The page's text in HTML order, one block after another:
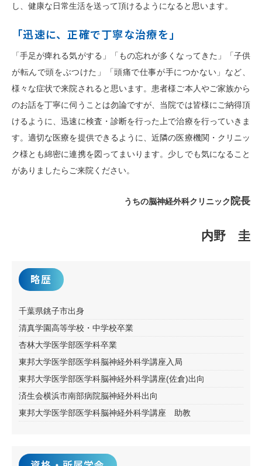
し、健康な日常生活を送って頂けるようになると思います。
「迅速に、正確で丁寧な治療を」
「手足が痺れる気がする」「もの忘れが多くなってきた」「子供
が転んで頭をぶつけた」「頭痛で仕事が手につかない」など、
様々な症状で来院されると思います。患者様ご本人やご家族から
のお話を丁寧に伺うことは勿論ですが、当院では皆様にご納得頂
けるように、迅速に検査・診断を行った上で治療を行っていきま
す。適切な医療を提供できるように、近隣の医療機関・クリニッ
ク様とも綿密に連携を図ってまいります。少しでも気になること
がありましたらご来院ください。
うちの脳神経外科クリニック 院長
内野 圭
略歴
千葉県銚子市出身
清真学園高等学校・中学校卒業
杏林大学医学部医学科卒業
東邦大学医学部医学科脳神経外科学講座入局
東邦大学医学部医学科脳神経外科学講座(佐倉)出向
済生会横浜市南部病院脳神経外科出向
東邦大学医学部医学科脳神経外科学講座 助教